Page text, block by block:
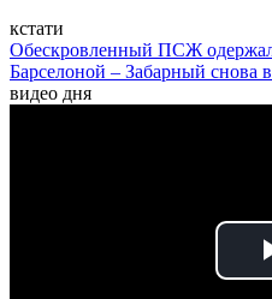
кстати
Обескровленный ПСЖ
Барселоной – Забарный снова
видео дня